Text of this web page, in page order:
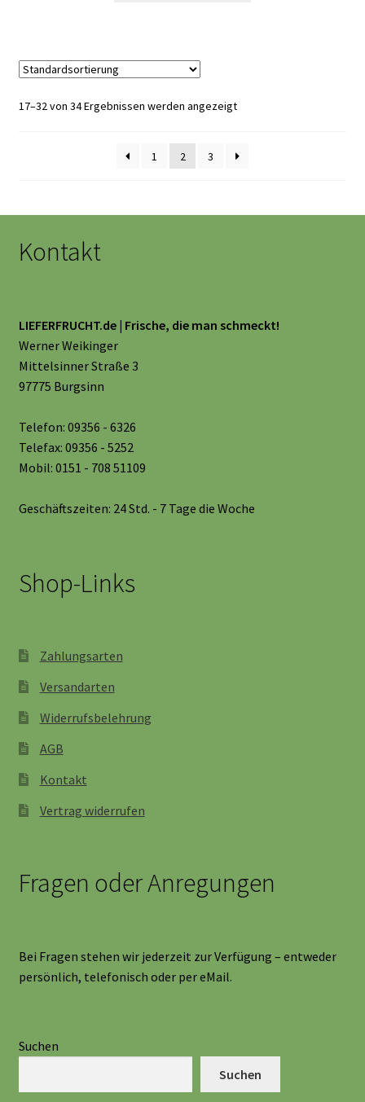
17–32 von 34 Ergebnissen werden angezeigt
1 2 3
Kontakt
LIEFERFRUCHT.de | Frische, die man schmeckt!
Werner Weikinger
Mittelsinner Straße 3
97775 Burgsinn
Telefon: 09356 - 6326
Telefax: 09356 - 5252
Mobil: 0151 - 708 51109
Geschäftszeiten: 24 Std. - 7 Tage die Woche
Shop-Links
Zahlungsarten
Versandarten
Widerrufsbelehrung
AGB
Kontakt
Vertrag widerrufen
Fragen oder Anregungen
Bei Fragen stehen wir jederzeit zur Verfügung – entweder
persönlich, telefonisch oder per eMail.
Suchen
Suchen